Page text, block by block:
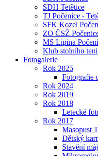
SDH Tetětice
TJ Počenice -
SFK Kozel
ZO ČSŽ
MS Lipina
Klub stolního
Fotogalerie
Rok 2025
Fotografie
Rok 2024
Rok 2019
Rok 2018
Letecké
Rok 2017
Masopust
Dětský
Stavění